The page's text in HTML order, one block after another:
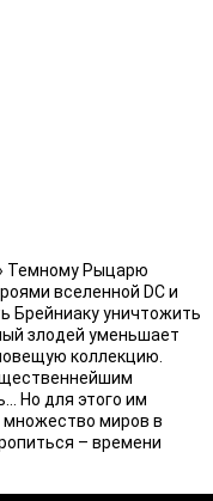
Темному Рыцарю
вселенной DC и
Брейниаку уничтожить
злодей уменьшает
коллекцию.
Но для этого им
миров в
– времени